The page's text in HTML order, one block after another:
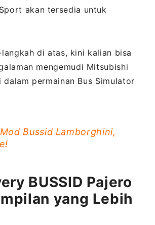
akan tersedia untuk
di atas, kini kalian bisa
mengemudi Mitsubishi
permainan Bus Simulator
Bussid Lamborghini,
BUSSID Pajero
yang Lebih